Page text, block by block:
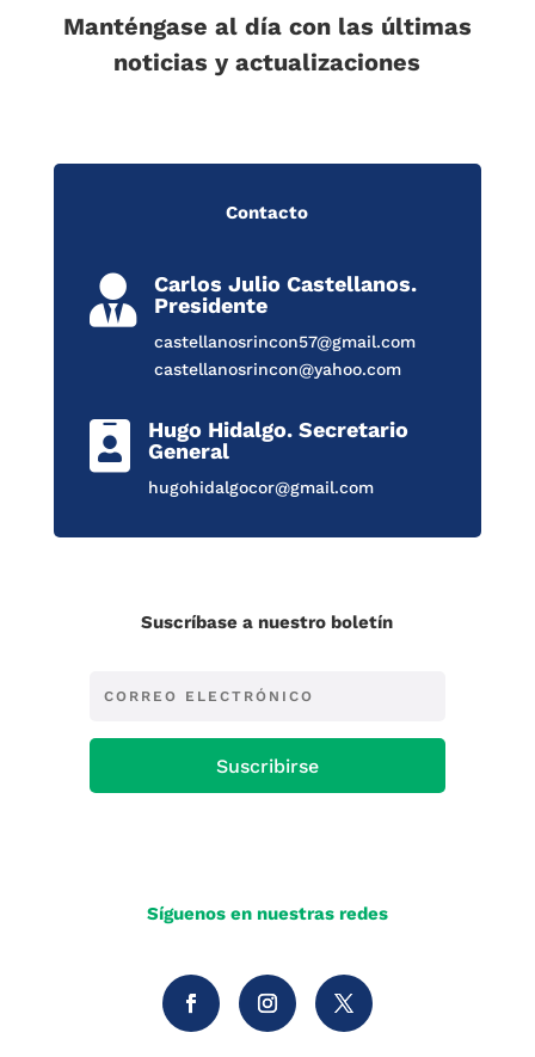
Manténgase al día con las últimas
noticias y actualizaciones
Contacto

Carlos Julio Castellanos.
Presidente
castellanosrincon57@gmail.com
castellanosrincon@yahoo.com

Hugo Hidalgo. Secretario
General
hugohidalgocor@gmail.com
Suscríbase a nuestro boletín
Suscribirse
Síguenos en nuestras redes